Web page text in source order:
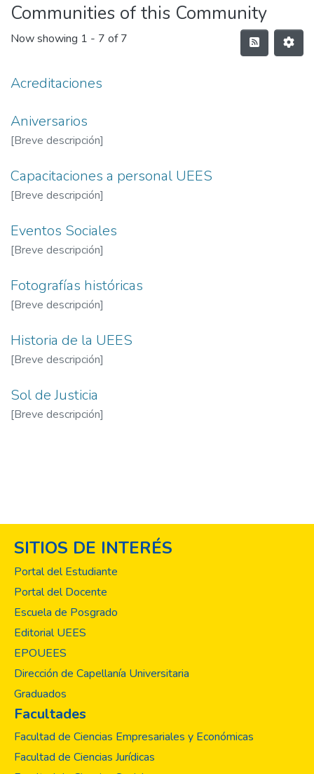
Communities of this Community
Now showing 1 - 7 of 7
Acreditaciones
Aniversarios
[Breve descripción]
Capacitaciones a personal UEES
[Breve descripción]
Eventos Sociales
[Breve descripción]
Fotografías históricas
[Breve descripción]
Historia de la UEES
[Breve descripción]
Sol de Justicia
[Breve descripción]
SITIOS DE INTERÉS
Portal del Estudiante
Portal del Docente
Escuela de Posgrado
Editorial UEES
EPOUEES
Dirección de Capellanía Universitaria
Graduados
Facultades
Facultad de Ciencias Empresariales y Económicas
Facultad de Ciencias Jurídicas